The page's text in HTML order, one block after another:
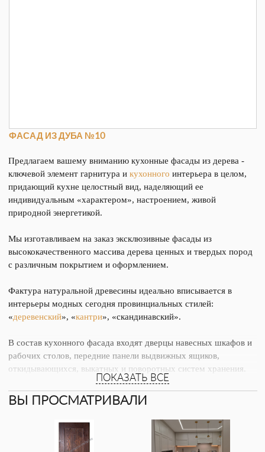
ФАСАД ИЗ ДУБА №10
Предлагаем вашему вниманию кухонные фасады из дерева -
ключевой элемент гарнитура и кухонного интерьера в целом,
придающий кухне целостный вид, наделяющий ее
индивидуальным «характером», настроением, живой
природной энергетикой.
Мы изготавливаем на заказ эксклюзивные фасады из
высококачественного массива дерева ценных и твердых пород
с различным покрытием и оформлением.
Фактура натуральной древесины идеально вписывается в
интерьеры модных сегодня провинциальных стилей:
«деревенский», «кантри», «скандинавский».
В состав кухонного фасада входят дверцы навесных шкафов и
рабочих столов, передние панели выдвижных ящиков,
откидывающихся, выкатных и поворотных систем хранения.
На удерживающие и движущие механизмы дверей и панелей
традиционно ложится самая высокая нагрузка при
эксплуатации гарнитура. Для того, чтобы кухня служила долгие
годы, была «выносливой» к максимальным механическим
воздействиям, мы используем фурнитуру от лучших в мире
ПОКАЗАТЬ ВСЕ
ВЫ ПРОСМАТРИВАЛИ